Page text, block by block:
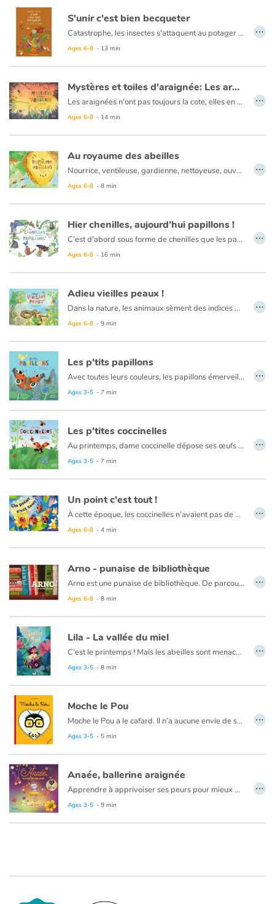
S'unir c'est bien becqueter
Catastrophe, les insectes s'attaquent au potager du poulailler ! Pas de panique, Marcel le coq a une idée de génie : il asperge tout d'anti-mouche... et tombe immédiatement malade après avoir mangé une salade. Les poules sont unanimes, il faut trouver une autre solution pour protéger les plantations. Mais entre plantivores et bestiolivores, pas facile de se mettre d'accord !
Ages 6-8 - 13 min
…
Mystères et toiles d'araignée: Les aranéides
Les araignées n'ont pas toujours la cote, elles en effraient plus d'un ! Et pourtant, on a beaucoup à apprendre de ces tisserandes de génie… Bien que les araignées sont dotées de huit pattes, on les prend souvent pour des insectes. Erreur ! Elles font partie de la famille des arachnides, aux côtés des scorpions et des acariens. Aujourd'hui, on compte près 50 000 espèces d'araignées dans le monde
Ages 6-8 - 14 min
…
Au royaume des abeilles
Nourrice, ventileuse, gardienne, nettoyeuse, ouvrière, maçonne, butineuse... les abeilles ont bien des métiers au cours de leur vie, et toutes participent à la vie de la ruche aux côtés de la reine. Toutes ? Pas vraiment, car sur les plus de 20 000 espèces d'abeilles à travers le monde, seulement 8 ou 10 fabriquent du miel, et les autres vivent en solitaire !
Ages 6-8 - 8 min
…
Hier chenilles, aujourd’hui papillons !
C’est d'abord sous forme de chenilles que les papillons font leurs premiers pas. Ils s'enferment ensuite dans une chrysalide. Passé quelques jours, le cocon se craque et un papillon déploie ses ailes… la métamorphose est faite !
Certains papillons comme les sphinx sont capables de d'atteindre les 80 km/h ! D'autres parcourent des milliers de kilomètres ! On utilise même des cocons pour faire de la soie !
Ages 6-8 - 16 min
…
Adieu vieilles peaux !
Dans la nature, les animaux sèment des indices de leur passage. Quelques plumes par-ci, quelques poils par-là, des lambeaux de peaux juste ici et des morceaux de carapace juste là... C'est ce que l'on appelle les mues ! Tout au long de leur vie et au cours de l'année, insectes, crustacés, reptiles et mammifères évoluent.
Ages 6-8 - 9 min
…
Les p'tits papillons
Avec toutes leurs couleurs, les papillons émerveillent. Lorsque vient le printemps, ils volent de fleurs en fleurs dans les jardins et les campagnes.
Ages 3-5 - 7 min
…
Les p'tites coccinelles
Au printemps, dame coccinelle dépose ses œufs au creux d’une feuille. Quelques jours plus tard, une larve jaune et grise en sort.
Ages 3-5 - 7 min
…
Un point c'est tout !
À cette époque, les coccinelles n’avaient pas de points sur leurs ailes : elles ressemblaient à des groseilles.
Vite, il faut trouver une solution pour échapper à Gobtout !
Ages 6-8 - 4 min
…
Arno - punaise de bibliothèque
Arno est une punaise de bibliothèque. De parcourir les livres
martiaux, cuisine, dessin… Mais il reste une chose qu’il ne connaît
Il est grand temps de se mettre en route !
Ages 6-8 - 8 min
…
Lila - La vallée du miel
C’est le printemps ! Mais les abeilles sont menacées... La reine Waoudor et son ami.e Atchoumtéssouè n’arrivent plus à se débarrasser du puissant Chimikomôch.
Ages 3-5 - 8 min
…
Moche le Pou
Moche le Pou a le cafard. Il n’a aucune envie de se lever. À l’école des Petits-Buissons, personne ne joue avec lui. Mais aujourd’hui, une nouvelle élève, Petite Puce, est accueillie… Deviendra-t-elle son amie ?
Ages 3-5 - 5 min
…
Anaée, ballerine araignée
Apprendre à apprivoiser ses peurs pour mieux grandir. Léandre est un hippocampe qui redoute tout ce qui est nouveau et a souvent peur de l'inconnu. Lorsqu'il apprend que sa classe va se rendre en sortie au parc de La Ronde des mers, la panique le gagne. Heureu-sement, son enseignante, Madame Perle, lui offre des conseils précieux pour apaiser les vagues agitées de son cœur. Parviendra-t-il à surmonter son anxiété ?
Ages 3-5 - 9 min
…